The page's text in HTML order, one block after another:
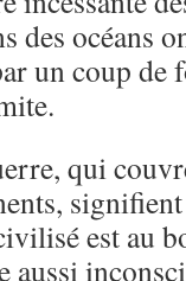
des océans
un coup de
qui
est au